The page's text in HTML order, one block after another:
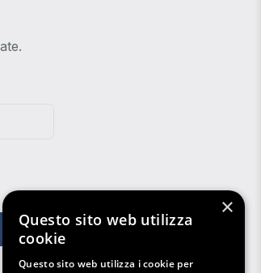
×
Questo sito web utilizza
cookie
Questo sito web utilizza i cookie per